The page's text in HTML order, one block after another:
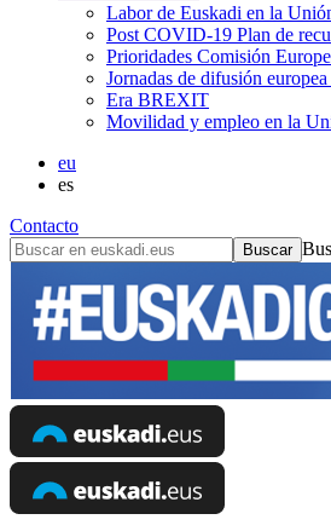
Labor de Euskadi en la
Post COVID-19 Plan de
Prioridades Comisión
Jornadas de difusión
Era BREXIT
Movilidad y empleo en la
eu
es
Contacto